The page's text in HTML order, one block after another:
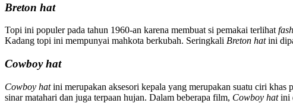
Breton hat
Topi ini populer pada tahun 1960-an karena membuat si pemakai terlihat
Kadang topi ini mempunyai mahkota berkubah. Seringkali Breton hatini
Cowboy hat
Cowboy hatini merupakan aksesori kepala yang merupakan suatu ciri khas
sinar matahari dan juga terpaan hujan. Dalam beberapa film, Cowboy hatini